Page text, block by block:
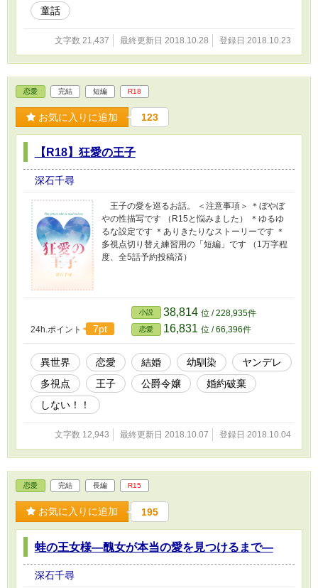
マ』だった。エマは母の病気を治してやりたい
一心で、褒美欲しさに名乗り出るがーーーー
ドイツ昔話『黒いお姫様』のオマージュ。 美
しくも残酷な世界で幸せを見つけるお話。
（情景描写練習用の「短編」です） ＜注意事項
＞ ＊殺人、死体、流血等の残酷な描写が含まれ
るため、苦手な方は読むのご遠慮ください （ほ
ぼ全編にわたりR18ですが、性描写のみタイト
童話
文字数 21,437 最終更新日 2018.10.28 登録日 2018.10.23
恋愛 完結 短編 R18
お気に入りに追加 123
【R18】狂愛の王子
深石千尋
王子の愛を巡るお話。 ＜注意事項＞ ＊ぼやぼ
やの性描写です （R15と悩みました） ＊ゆるゆ
るな設定です ＊ありきたりなストーリーです ＊
多視点切り替え練習用の「短編」です （1万字程
度、全5話予約投稿済）
24h.ポイント 7pt
小説 38,814 位 / 228,935件
恋愛 16,831 位 / 66,396件
異世界 恋愛 結婚 幼馴染
ヤンデレ
多視点
王子 公爵令嬢
婚約破棄
しない！！
文字数 12,943 最終更新日 2018.10.07 登録日 2018.10.04
恋愛 完結 長編 R15
お気に入りに追加 195
蛙の王女様―醜女が本当の愛を見つけるまで―
深石千尋